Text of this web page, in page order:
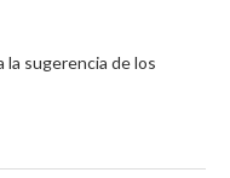
la sugerencia de los